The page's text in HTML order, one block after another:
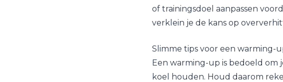
of trainingsdoel aanpassen
verklein je de kans op
Slimme tips voor een warming-
Een warming-up is bedoeld om
koel houden. Houd daarom